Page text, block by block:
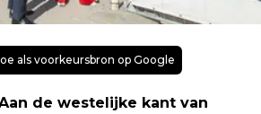
als voorkeursbron op Google
Aan de westelijke kant van